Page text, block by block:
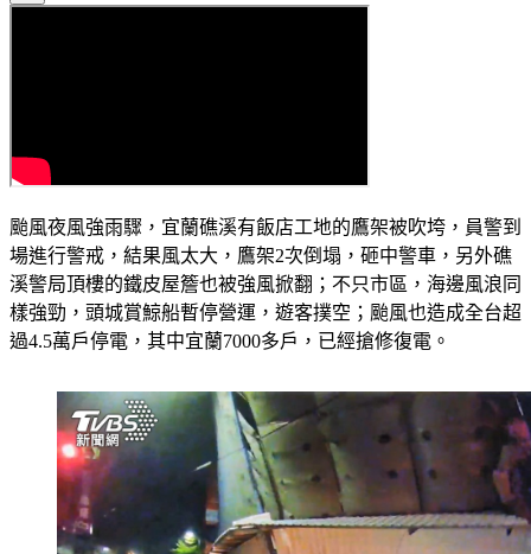
颱風夜風強雨驟，宜蘭礁溪有飯店工地的鷹架被吹垮，員警到
場進行警戒，結果風太大，鷹架2次倒塌，砸中警車，另外礁
溪警局頂樓的鐵皮屋簷也被強風掀翻；不只市區，海邊風浪同
樣強勁，頭城賞鯨船暫停營運，遊客撲空；颱風也造成全台超
過4.5萬戶停電，其中宜蘭7000多戶，已經搶修復電。